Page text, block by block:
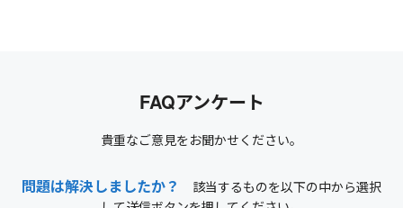
FAQアンケート
貴重なご意見をお聞かせください。
問題は解決しましたか？
該当するものを以下の中から選択